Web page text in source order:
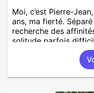
Moi, c’est Pierre-
ans, ma fierté.
recherche des
solitude parfois
vague à l’âme.
importante à mes
sentiments plus
œuvre » disait Arthur